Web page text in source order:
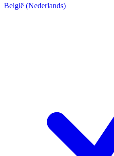
België (Nederlands)